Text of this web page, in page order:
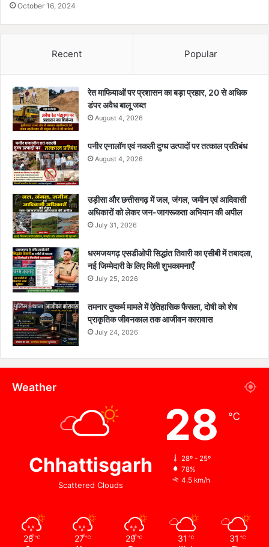
October 16, 2024
Recent Popular
रेत माफियाओं पर प्रशासन का बड़ा प्रहार, 20 से अधिक
डंपर अवैध बालू जब्त
August 4, 2026
पनीर एनालॉग एवं नकली दुग्ध उत्पादों पर तत्काल प्रतिबंध
August 4, 2026
उड़ीसा और छत्तीसगढ़ में जल, जंगल, जमीन एवं आदिवासी
अधिकारों को लेकर जन-जागरूकता अभियान की अपील
July 31, 2026
धरमजयगढ़ एसडीओपी सिद्धांत तिवारी का एसीबी में तबादला,
नई जिम्मेदारी के लिए मिली शुभकामनाएँ
July 25, 2026
तमनार दुष्कर्म मामले में ऐतिहासिक फैसला, दोषी को शेष
प्राकृतिक जीवनकाल तक आजीवन कारावास
July 24, 2026
Weather
Chhattisgarh
Scattered Clouds
28 ℃
28º - 25º
78%
4.5 km/h
28 ℃ 27 ℃ 29 ℃ 31 ℃ 31 ℃